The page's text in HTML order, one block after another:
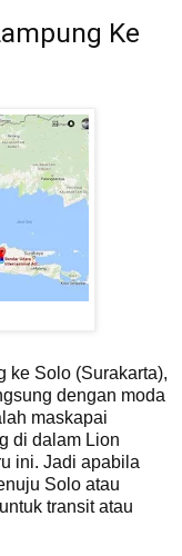
Ke
ke Solo (Surakarta),
dengan moda
maskapai
di dalam Lion
ini. Jadi apabila
Solo atau
transit atau